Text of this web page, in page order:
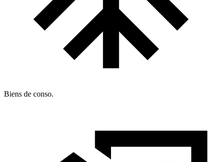
Biens de conso.